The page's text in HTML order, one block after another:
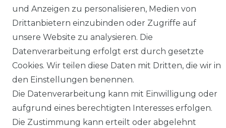
und Anzeigen zu personalisieren, Medien von
Drittanbietern einzubinden oder Zugriffe auf
unsere Website zu analysieren. Die
Datenverarbeitung erfolgt erst durch gesetzte
Cookies. Wir teilen diese Daten mit Dritten, die wir in
den Einstellungen benennen.
Die Datenverarbeitung kann mit Einwilligung oder
aufgrund eines berechtigten Interesses erfolgen.
Die Zustimmung kann erteilt oder abgelehnt